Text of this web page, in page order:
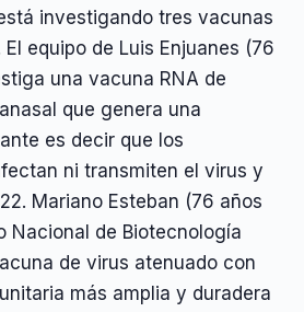
investigando tres vacunas
equipo de Luis Enjuanes (76
una vacuna RNA de
que genera una
es decir que los
ni transmiten el virus y
Mariano Esteban (76 años
Nacional de Biotecnología
de virus atenuado con
más amplia y duradera